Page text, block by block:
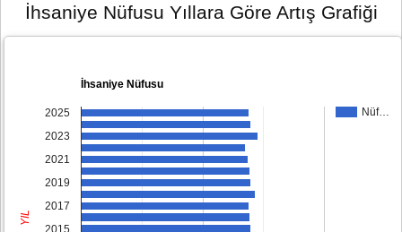
İhsaniye Nüfusu Yıllara Göre Artış Grafiği
İhsaniye Nüfusu
Nüf…
2025
2023
2021
2019
2017
2015
YIL